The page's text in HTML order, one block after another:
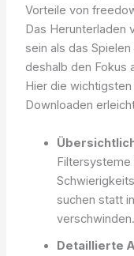
Vorteile von
Das Herunterladen
sein als das
deshalb den Fokus
Hier die
Downloaden
Filtersysteme
suchen statt
verschwinden.
Detaillierte